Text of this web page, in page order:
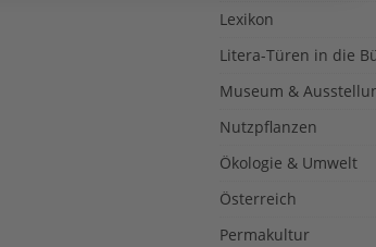
Lexikon
Litera-Türen in die
Museum &
Nutzpflanzen
Ökologie & Umwelt
Österreich
Permakultur